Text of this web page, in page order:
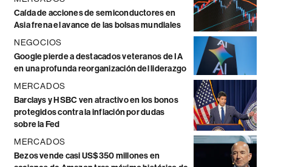
Caída de acciones de semiconductores en
Asia frena el avance de las bolsas mundiales
NEGOCIOS
Google pierde a destacados veteranos de IA
en una profunda reorganización del liderazgo
MERCADOS
Barclays y HSBC ven atractivo en los bonos
protegidos contra la inflación por dudas
sobre la Fed
MERCADOS
Bezos vende casi US$350 millones en